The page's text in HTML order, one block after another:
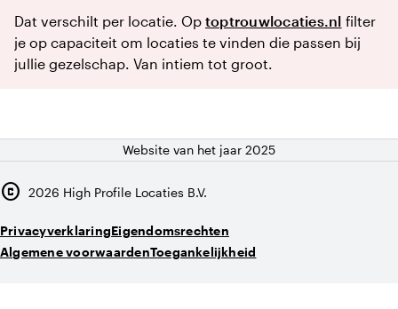
Dat verschilt per locatie. Op toptrouwlocaties.nl filter
je op capaciteit om locaties te vinden die passen bij
jullie gezelschap. Van intiem tot groot.
Website van het jaar 2025
copyright 2026 High Profile Locaties B.V.
PrivacyverklaringEigendomsrechten
Algemene voorwaardenToegankelijkheid